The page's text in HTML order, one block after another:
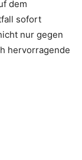
dem
sofort
nur gegen
hervorragende